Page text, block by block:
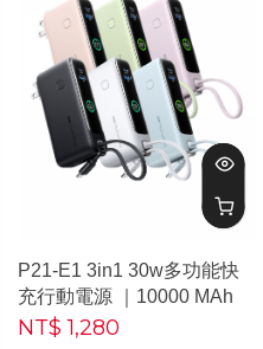
P21-E1 3in1 30w多功能快
充行動電源 ｜10000 MAh
NT$ 1,280